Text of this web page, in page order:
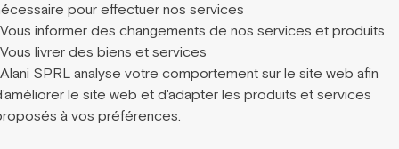
pour effectuer nos services
informer des changements de nos services et produits
livrer des biens et services
SPRL analyse votre comportement sur le site web afin
le site web et d'adapter les produits et services
à vos préférences.